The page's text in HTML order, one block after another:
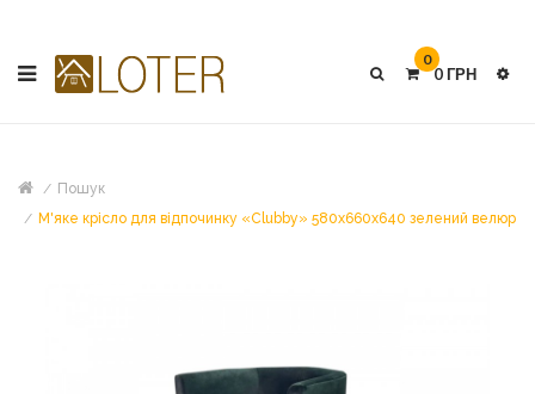
0
0 ГРН
Пошук
М'яке крісло для відпочинку «Clubby» 580х660х640 зелений велюр